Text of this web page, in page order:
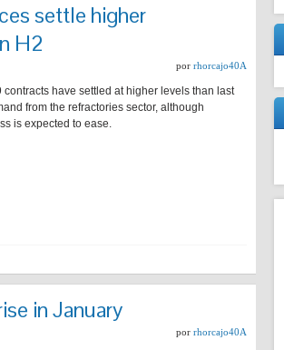
settle higher
H2
por rhorcajo40A
have settled at higher levels than last
from the refractories sector, although
is expected to ease.
in January
por rhorcajo40A